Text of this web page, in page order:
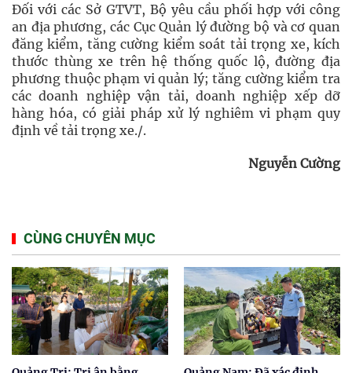
Đối với các Sở GTVT, Bộ yêu cầu phối hợp với công
an địa phương, các Cục Quản lý đường bộ và cơ quan
đăng kiểm, tăng cường kiểm soát tải trọng xe, kích
thước thùng xe trên hệ thống quốc lộ, đường địa
phương thuộc phạm vi quản lý; tăng cường kiểm tra
các doanh nghiệp vận tải, doanh nghiệp xếp dỡ
hàng hóa, có giải pháp xử lý nghiêm vi phạm quy
định về tải trọng xe./.
Nguyễn Cường
CÙNG CHUYÊN MỤC